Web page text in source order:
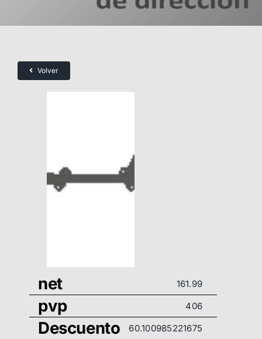
Volver
net 161.99
pvp 406
Descuento 60.100985221675